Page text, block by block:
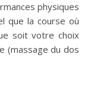
physiques
que la course où
soit votre choix
(massage du dos